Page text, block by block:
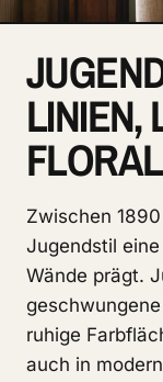
LINIEN,
Zwischen
Jugendstil
Wände prägt.
ruhige
auch in